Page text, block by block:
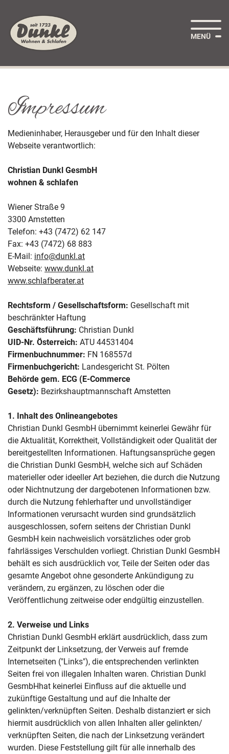
Hauptnavigation
Footernavigation
MENÜ
Impressum
Medieninhaber, Herausgeber und für den Inhalt dieser
Webseite verantwortlich:
Christian Dunkl GesmbH
wohnen & schlafen
Wiener Straße 9
3300 Amstetten
Telefon: +43 (7472) 62 147
Fax: +43 (7472) 68 883
E-Mail: info@dunkl.at
Webseite: www.dunkl.at
www.schlafberater.at
Rechtsform / Gesellschaftsform: Gesellschaft mit
beschränkter Haftung
Geschäftsführung: Christian Dunkl
UID-Nr. Österreich: ATU 44531404
Firmenbuchnummer: FN 168557d
Firmenbuchgericht: Landesgericht St. Pölten
Behörde gem. ECG (E-Commerce
Gesetz): Bezirkshauptmannschaft Amstetten
1. Inhalt des Onlineangebotes
Christian Dunkl GesmbH übernimmt keinerlei Gewähr für
die Aktualität, Korrektheit, Vollständigkeit oder Qualität der
bereitgestellten Informationen. Haftungsansprüche gegen
die Christian Dunkl GesmbH, welche sich auf Schäden
materieller oder ideeller Art beziehen, die durch die Nutzung
oder Nichtnutzung der dargebotenen Informationen bzw.
durch die Nutzung fehlerhafter und unvollständiger
Informationen verursacht wurden sind grundsätzlich
ausgeschlossen, sofern seitens der Christian Dunkl
GesmbH kein nachweislich vorsätzliches oder grob
fahrlässiges Verschulden vorliegt. Christian Dunkl GesmbH
behält es sich ausdrücklich vor, Teile der Seiten oder das
gesamte Angebot ohne gesonderte Ankündigung zu
verändern, zu ergänzen, zu löschen oder die
Veröffentlichung zeitweise oder endgültig einzustellen.
2. Verweise und Links
Christian Dunkl GesmbH erklärt ausdrücklich, dass zum
Zeitpunkt der Linksetzung, der Verweis auf fremde
Internetseiten ("Links"), die entsprechenden verlinkten
Seiten frei von illegalen Inhalten waren. Christian Dunkl
GesmbHhat keinerlei Einfluss auf die aktuelle und
zukünftige Gestaltung und auf die Inhalte der
gelinkten/verknüpften Seiten. Deshalb distanziert er sich
hiermit ausdrücklich von allen Inhalten aller gelinkten/
verknüpften Seiten, die nach der Linksetzung verändert
wurden. Diese Feststellung gilt für alle innerhalb des